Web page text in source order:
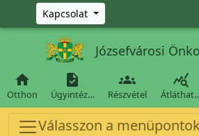
Ugrás a fő tartalomra
Kapcsolat
Józsefvárosi

Otthon

Ügyintéz…

Részvétel

Válasszon a